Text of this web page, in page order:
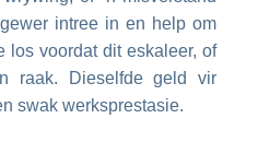
intree in en help om
los voordat dit eskaleer, of
raak. Dieselfde geld vir
swak werksprestasie.